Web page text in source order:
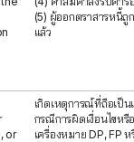
(5) ผู้ออกตราสารหนี้ถู
แล้ว
or
เกิดเหตุการณ์ที่ถือเป็
กรณีการผิดเงื่อนไขห
เครื่องหมาย DP, FP ห